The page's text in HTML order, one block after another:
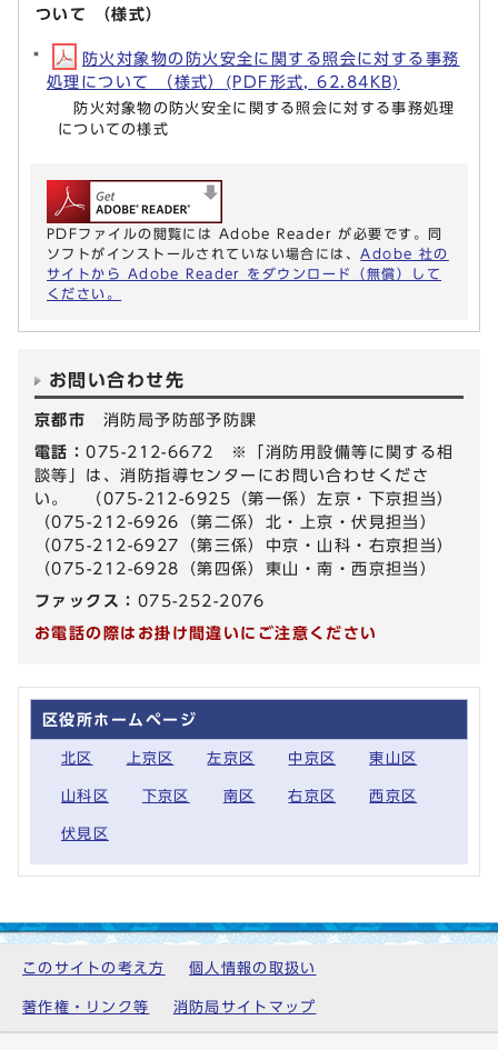
ついて （様式）
防火対象物の防火安全に関する照会に対する事務
処理について （様式）(PDF形式, 62.84KB)
防火対象物の防火安全に関する照会に対する事務処理
についての様式
PDFファイルの閲覧には Adobe Reader が必要です。同
ソフトがインストールされていない場合には、 Adobe 社の
サイトから Adobe Reader をダウンロード（無償）して
ください。
お問い合わせ先
京都市 消防局予防部予防課
電話：075-212-6672 ※「消防用設備等に関する相
談等」は、消防指導センターにお問い合わせくださ
い。 （075-212-6925（第一係）左京・下京担当）
（075-212-6926（第二係）北・上京・伏見担当）
（075-212-6927（第三係）中京・山科・右京担当）
（075-212-6928（第四係）東山・南・西京担当）
ファックス： 075-252-2076
お電話の際はお掛け間違いにご注意ください
区役所ホームページ
北区 上京区 左京区 中京区 東山区
山科区 下京区 南区 右京区 西京区
伏見区
このサイトの考え方 個人情報の取扱い
著作権・リンク等 消防局サイトマップ